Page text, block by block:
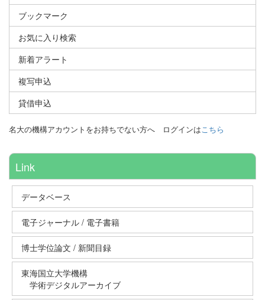
ブックマーク
お気に入り検索
新着アラート
複写申込
貸借申込
名大の機構アカウントをお持ちでない方へ ログインはこちら
Link
データベース
電子ジャーナル / 電子書籍
博士学位論文 / 新聞目録
東海国立大学機構
学術デジタルアーカイブ